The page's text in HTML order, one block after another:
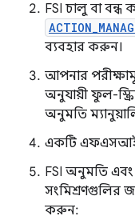
FSI চালু বা
ব্যবহার করুন।
আপনার
অনুযায়ী ফুল-
অনুমতি
একটি এফএসআই
FSI অনুমতি এবং
সংমিশ্রণগুলির
করুন: